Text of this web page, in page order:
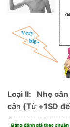
Loại II: Nhẹ cân
cân (Từ +1SD